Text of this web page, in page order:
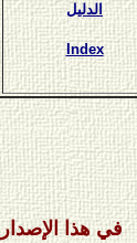
الدليل
Index
في هذا الإصدار